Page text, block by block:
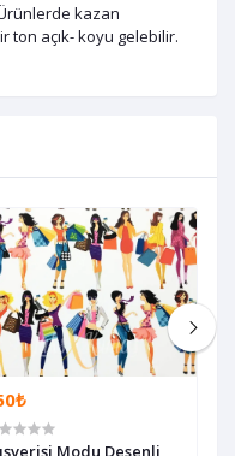
kazan
açık- koyu gelebilir.
Modu Desenli